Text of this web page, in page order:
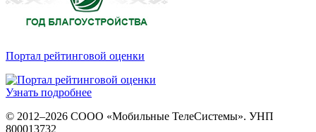
Портал рейтинговой оценки
Узнать подробнее
© 2012–2026 СООО «Мобильные ТелеСистемы». УНП
800013732